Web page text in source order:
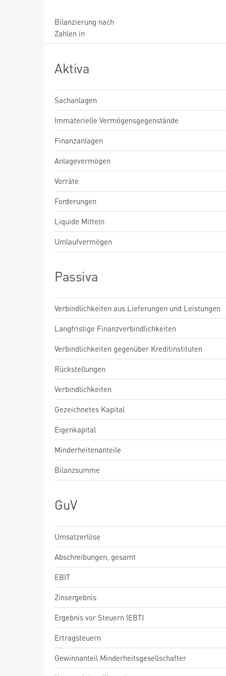
Bilanzierung nach
Zahlen in
Aktiva
Sachanlagen
Immaterielle Vermögensgegenstände
Finanzanlagen
Anlagevermögen
Vorräte
Forderungen
Liquide Mitteln
Umlaufvermögen
Passiva
Verbindlichkeiten aus Lieferungen und Leistungen
Langfristige Finanzverbindlichkeiten
Verbindlichkeiten gegenüber Kreditinstituten
Rückstellungen
Verbindlichkeiten
Gezeichnetes Kapital
Eigenkapital
Minderheitenanteile
Bilanzsumme
GuV
Umsatzerlöse
Abschreibungen, gesamt
EBIT
Zinsergebnis
Ergebnis vor Steuern (EBT)
Ertragsteuern
Gewinnanteil Minderheitsgesellschafter